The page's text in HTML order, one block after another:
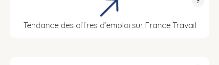
Tendance des offres d’emploi sur France Travail